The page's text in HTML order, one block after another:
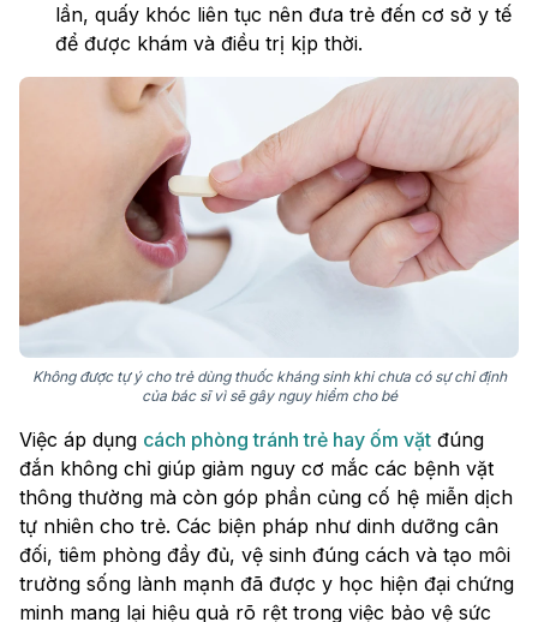
lần, quấy khóc liên tục nên đưa trẻ đến cơ sở y tế
để được khám và điều trị kịp thời.
Không được tự ý cho trẻ dùng thuốc kháng sinh khi chưa có sự chỉ định
của bác sĩ vì sẽ gây nguy hiểm cho bé
Việc áp dụng cách phòng tránh trẻ hay ốm vặt đúng
đắn không chỉ giúp giảm nguy cơ mắc các bệnh vặt
thông thường mà còn góp phần củng cố hệ miễn dịch
tự nhiên cho trẻ. Các biện pháp như dinh dưỡng cân
đối, tiêm phòng đầy đủ, vệ sinh đúng cách và tạo môi
trường sống lành mạnh đã được y học hiện đại chứng
minh mang lại hiệu quả rõ rệt trong việc bảo vệ sức